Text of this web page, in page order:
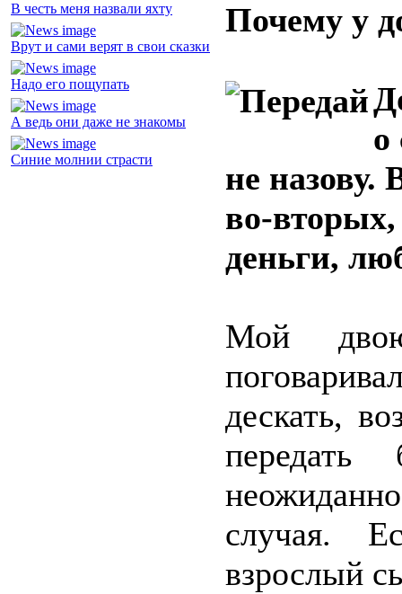
В честь меня назвали яхту
Врут и сами верят в свои сказки
Надо его пощупать
А ведь они даже не знакомы
Синие молнии страсти
Почему у
о
не назову.
во-вторых,
деньги,
Мой
дескать,
случая.
взрослый